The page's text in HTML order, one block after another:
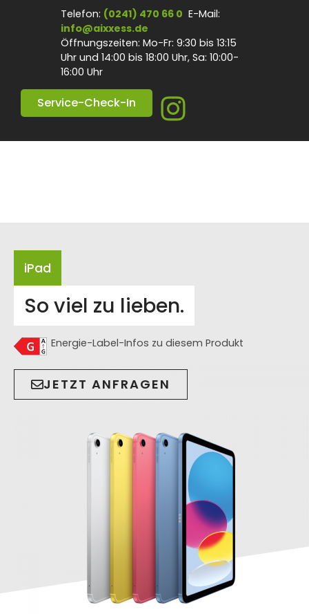
Telefon: (0241) 470 66 0 E-Mail:
info@aixxess.de
Öffnungszeiten: Mo-Fr: 9:30 bis 13:15
Uhr und 14:00 bis 18:00 Uhr, Sa: 10:00-
16:00 Uhr
Service-Check-In
iPad
So viel zu lieben.
Energie-Label-Infos zu diesem Produkt
JETZT ANFRAGEN